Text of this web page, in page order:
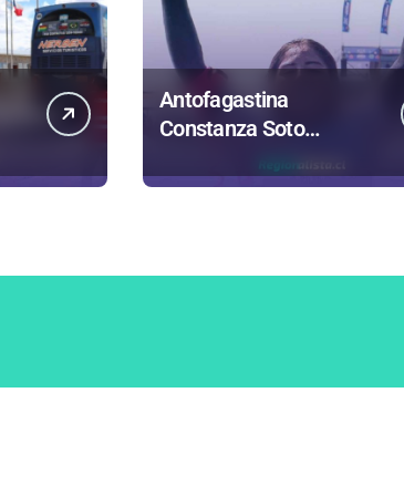
Antofagastina
Constanza Soto
competirá en Maldivas,
Portugal y Brasil por el